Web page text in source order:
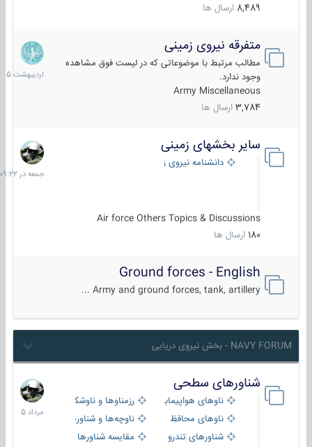
8,489 ارسال ها
متفرقه نیروی زمینی
مطالب مرتبط با موضوعاتی که در لیست فوق مشاهده
وجود ندارد.
Army Miscellaneous
3,784 ارسال ها
27
1405
سایر بخشهای زمینی
دانشنامه نیروی زمینی
Air force Others Topics & Discussions
180 ارسال ها
جمعه
در
09:22
Ground forces - English
Army and ground forces, tank, artillery ...
NAVY FORUM - بخش نیروی دریایی
شناورهای سطحی
ناوهای هواپیمابر و بالگرد بررزمناوها و ناوشکن‌ها
ناوهای محافظ
ناوچه‌ها و شناورهای گشتی
شناورهای تندرو
مقایسه شناورها
2
مرداد
1405